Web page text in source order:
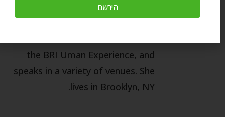
and program marketing at
the BRI Uman Experience, and
speaks in a variety of venues. She
lives in Brooklyn, NY.
הירשם